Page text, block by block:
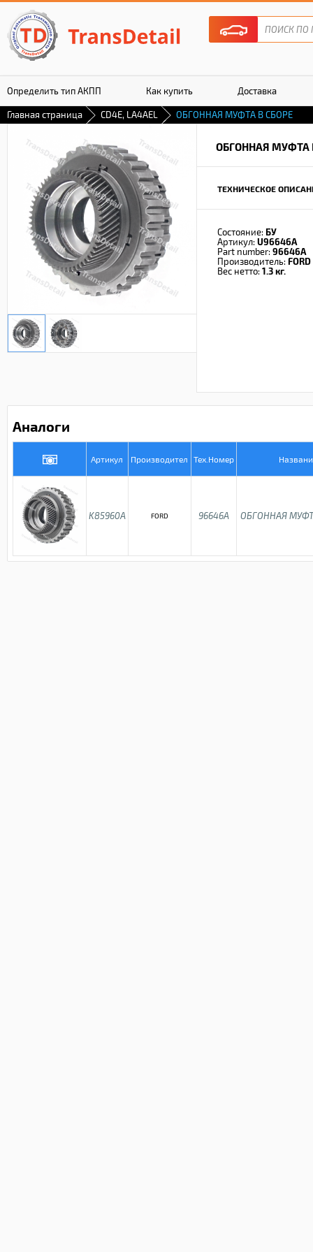
Определить тип АКПП Как купить Доставка
Гарантия
Главная страница CD4E, LA4AEL ОБГОННАЯ МУФТА В СБОРЕ
ОБГОННАЯ МУФТА
ТЕХНИЧЕСКОЕ
Состояние: БУ
Артикул: U96646A
Part number: 96646A
Производитель: FORD
Вес нетто: 1.3 кг.
Аналоги
Артикул Производител Тех.Номер
K85960A FORD 96646A ОБГОННАЯ